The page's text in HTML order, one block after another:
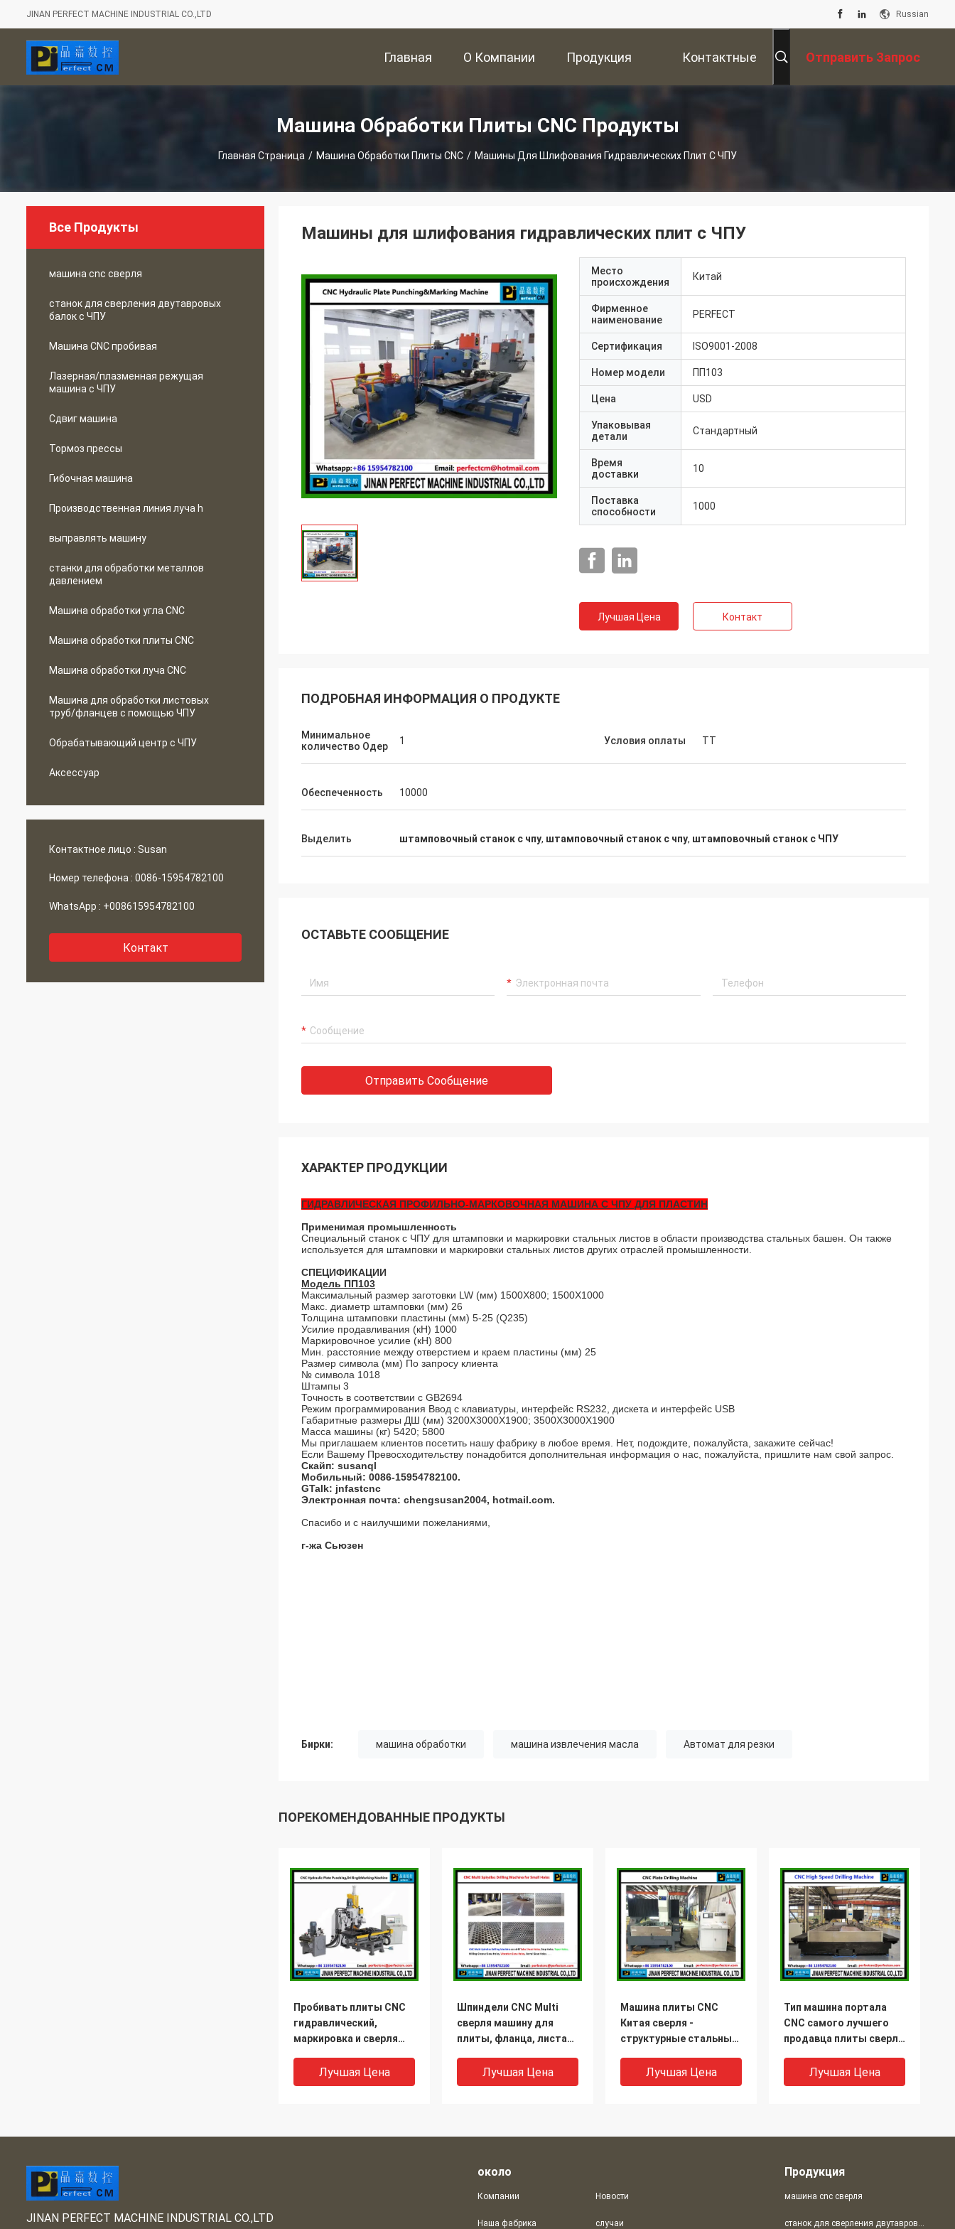
JINAN PERFECT MACHINE INDUSTRIAL CO.,LTD Russian
Главная
Страница
О Компании Продукция Контактные Отправить Запрос
Машина Обработки Плиты CNC Продукты
Главная Страница / Машина Обработки Плиты CNC / Машины Для Шлифования Гидравлических Плит С ЧПУ
Все Продукты
машина cnc сверля
станок для сверления двутавровых
балок с ЧПУ
Машина CNC пробивая
Лазерная/плазменная режущая
машина с ЧПУ
Сдвиг машина
Тормоз прессы
Гибочная машина
Производственная линия луча h
выправлять машину
станки для обработки металлов
давлением
Машина обработки угла CNC
Машина обработки плиты CNC
Машина обработки луча CNC
Машина для обработки листовых
труб/фланцев с помощью ЧПУ
Обрабатывающий центр с ЧПУ
Аксессуар
Контактное лицо : Susan
Номер телефона : 0086-15954782100
WhatsApp : +008615954782100
Контакт
Машины для шлифования гидравлических плит с ЧПУ
Место
происхождения
Китай
Фирменное
наименование
PERFECT
Сертификация ISO9001-2008
Номер модели ПП103
Цена USD
Упаковывая
детали
Стандартный
Время
доставки
10
Поставка
способности
1000
Лучшая Цена Контакт
ПОДРОБНАЯ ИНФОРМАЦИЯ О ПРОДУКТЕ
Минимальное
количество Одер
1 Условия оплаты ТТ
Обеспеченность 10000
Выделить штамповочный станок с чпу, штамповочный станок с чпу, штамповочный станок с ЧПУ
ОСТАВЬТЕ СООБЩЕНИЕ
Отправить Сообщение
ХАРАКТЕР ПРОДУКЦИИ
ГИДРАВЛИЧЕСКАЯ ПРОФИЛЬНО-МАРКОВОЧНАЯ МАШИНА С ЧПУ ДЛЯ ПЛАСТИН
Применимая промышленность
Специальный станок с ЧПУ для штамповки и маркировки стальных листов в области производства стальных башен. Он также
используется для штамповки и маркировки стальных листов других отраслей промышленности.
СПЕЦИФИКАЦИИ
Модель ПП103
Максимальный размер заготовки LW (мм) 1500X800; 1500X1000
Макс. диаметр штамповки (мм) 26
Толщина штамповки пластины (мм) 5-25 (Q235)
Усилие продавливания (кН) 1000
Маркировочное усилие (кН) 800
Мин. расстояние между отверстием и краем пластины (мм) 25
Размер символа (мм) По запросу клиента
№ символа 1018
Штампы 3
Точность в соответствии с GB2694
Режим программирования Ввод с клавиатуры, интерфейс RS232, дискета и интерфейс USB
Габаритные размеры ДШ (мм) 3200Х3000Х1900; 3500X3000X1900
Масса машины (кг) 5420; 5800
Мы приглашаем клиентов посетить нашу фабрику в любое время. Нет, подождите, пожалуйста, закажите сейчас!
Если Вашему Превосходительству понадобится дополнительная информация о нас, пожалуйста, пришлите нам свой запрос.
Скайп: susanql
Мобильный: 0086-15954782100.
GTalk: jnfastcnc
Электронная почта: chengsusan2004, hotmail.com.
Спасибо и с наилучшими пожеланиями,
г-жа Сьюзен
Бирки: машина обработки машина извлечения масла Автомат для резки
ПОРЕКОМЕНДОВАННЫЕ ПРОДУКТЫ
Пробивать плиты CNC
гидравлический,
маркировка и сверля
в стальной индустрии
изготовления
Лучшая Цена
Шпиндели CNC Multi
сверля машину для
плиты, фланца, листа
Лучшая Цена
Машина плиты CNC
Китая сверля -
структурные стальные
(PD2012)Лучшая Цена
Тип машина портала
CNC самого лучшего
продавца плиты сверля
индустрии стальной
структуры (PD2016)
Лучшая Цена
JINAN PERFECT MACHINE INDUSTRIAL CO.,LTD
около
Компании
Наша фабрика
Новости
случаи
Продукция
машина cnc сверля
станок для сверления двутавровых балок с ЧПУ